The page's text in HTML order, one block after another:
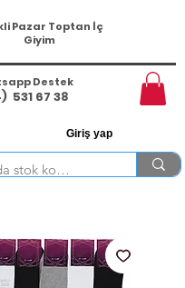
Pazar Toptan İç
Giyim
Destek
531 67 38
Giriş yap